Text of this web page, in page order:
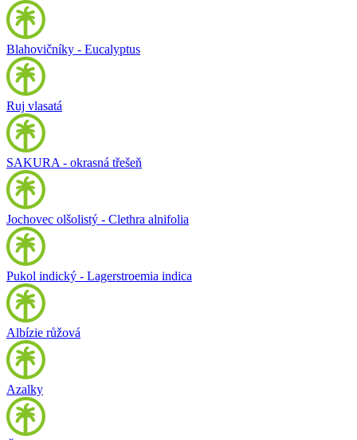
Blahovičníky - Eucalyptus
Ruj vlasatá
SAKURA - okrasná třešeň
Jochovec olšolistý - Clethra alnifolia
Pukol indický - Lagerstroemia indica
Albízie růžová
Azalky